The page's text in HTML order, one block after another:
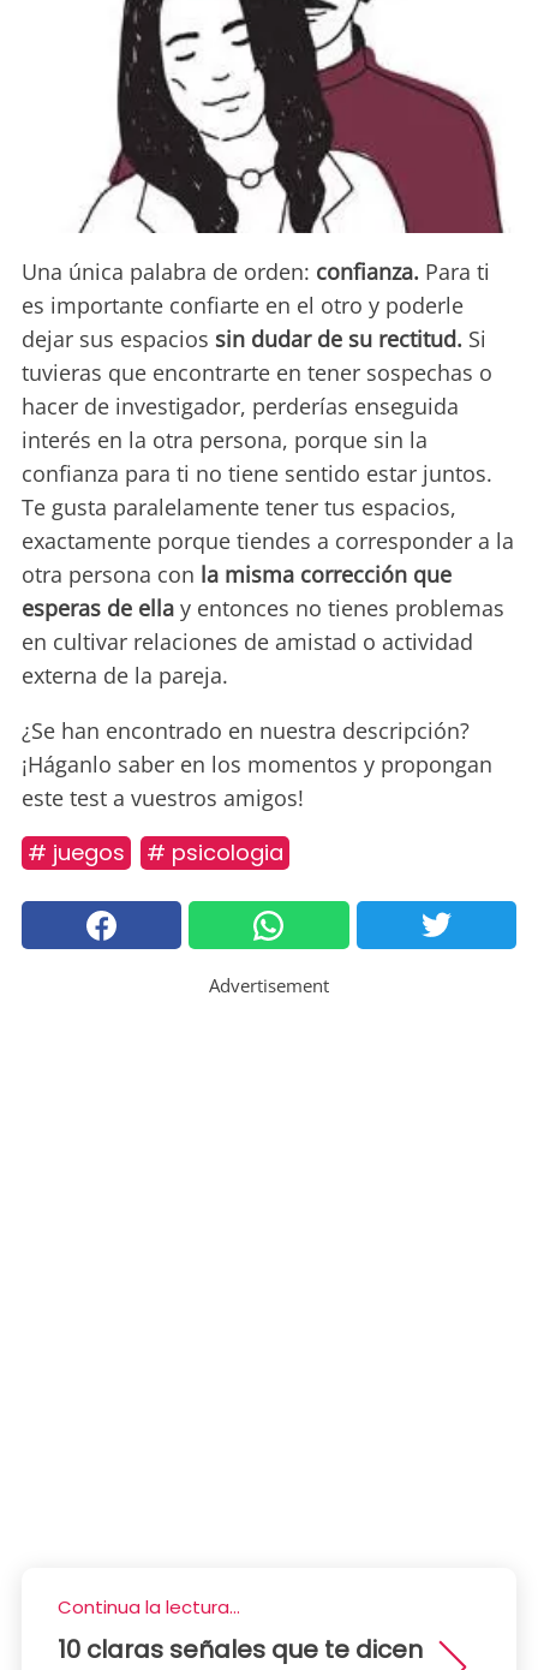
Una única palabra de orden: confianza. Para ti
es importante confiarte en el otro y poderle
dejar sus espacios sin dudar de su rectitud. Si
tuvieras que encontrarte en tener sospechas o
hacer de investigador, perderías enseguida
interés en la otra persona, porque sin la
confianza para ti no tiene sentido estar juntos.
Te gusta paralelamente tener tus espacios,
exactamente porque tiendes a corresponder a la
otra persona con la misma corrección que
esperas de ella y entonces no tienes problemas
en cultivar relaciones de amistad o actividad
externa de la pareja.
¿Se han encontrado en nuestra descripción?
¡Háganlo saber en los momentos y propongan
este test a vuestros amigos!
# juegos # psicologia
Advertisement
Continua la lectura...
10 claras señales que te dicen